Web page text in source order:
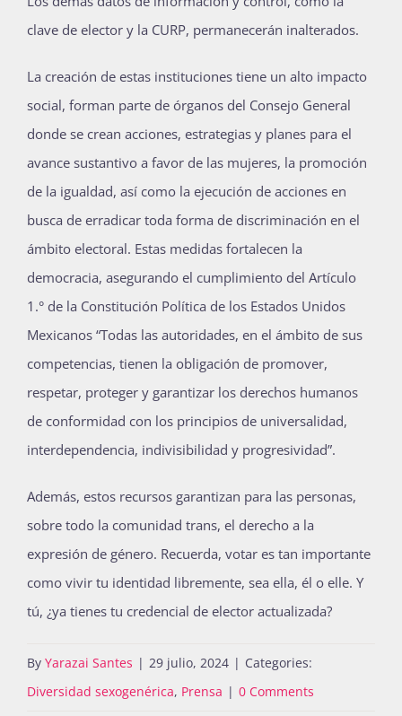
clave de elector y la CURP, permanecerán inalterados.
La creación de estas instituciones tiene un alto impacto
social, forman parte de órganos del Consejo General
donde se crean acciones, estrategias y planes para el
avance sustantivo a favor de las mujeres, la promoción
de la igualdad, así como la ejecución de acciones en
busca de erradicar toda forma de discriminación en el
ámbito electoral. Estas medidas fortalecen la
democracia, asegurando el cumplimiento del Artículo
1.° de la Constitución Política de los Estados Unidos
Mexicanos “Todas las autoridades, en el ámbito de sus
competencias, tienen la obligación de promover,
respetar, proteger y garantizar los derechos humanos
de conformidad con los principios de universalidad,
interdependencia, indivisibilidad y progresividad”.
Además, estos recursos garantizan para las personas,
sobre todo la comunidad trans, el derecho a la
expresión de género. Recuerda, votar es tan importante
como vivir tu identidad libremente, sea ella, él o elle. Y
tú, ¿ya tienes tu credencial de elector actualizada?
By Yarazai Santes | 29 julio, 2024 | Categories:
Diversidad sexogenérica, Prensa | 0 Comments